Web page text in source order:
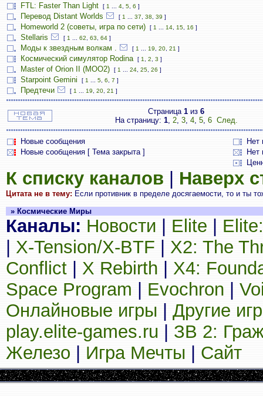
FTL: Faster Than Light [ 1 4 5 6 ]
Перевод Distant Worlds [ 1 37 38 39 ]
Homeworld 2 (советы, игра по сети) [ 1 14 15 16 ]
Stellaris [ 1 62 63 64 ]
Моды к звездным волкам . [ 1 19 20 21 ]
Космический симулятор Rodina [ 1 2 3 ]
Master of Orion II (MOO2) [ 1 24 25 26 ]
Starpoint Gemini [ 1 5 6 7 ]
Предтечи [ 1 19 20 21 ]
Страница 1 из 6
На страницу: 1, 2, 3, 4, 5, 6 След.
Новые сообщения
Нет
Новые сообщения [ Тема закрыта ]
Нет
К списку каналов Наверх
Цитата не в тему: Если противник в пределе досягаемости, то и ты
» Космические Миры
Каналы: Новости Elite
X-Tension/X-BTF
X2: The
Conflict
X Rebirth
X4:
Space Program
Evochron
Онлайновые игры
Другие
play.elite-games.ru
ЗВ 2:
Железо
Игра Мечты Сайт